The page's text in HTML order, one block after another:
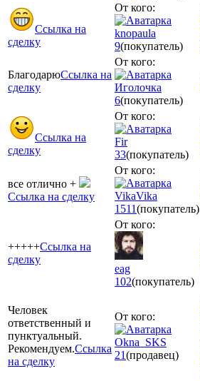
Ссылка на
сделку
От кого:
knopaula
9(покупатель)
БлагодарюСсылка на
сделку
От кого:
Иголочка
6(покупатель)
Ссылка на
сделку
От кого:
Fir
33(покупатель)
все отлично +
Ссылка на сделку
От кого:
VikaVika
1511(покупатель)
+++++Ссылка на
сделку
От кого:
eag
102(покупатель)
Человек
ответственный и
пунктуальный.
Рекомендуем.Ссылка
на сделку
От кого:
Okna_SKS
21(продавец)